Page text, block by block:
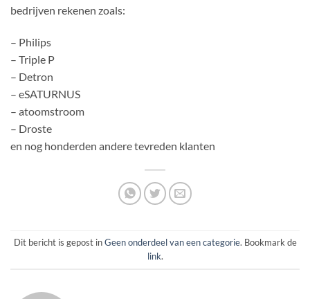
bedrijven rekenen zoals:
– Philips
– Triple P
– Detron
– eSATURNUS
– atoomstroom
– Droste
en nog honderden andere tevreden klanten
Dit bericht is gepost inGeen onderdeel van een categorie. Bookmark de
link.